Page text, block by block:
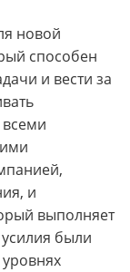
новой
способен
и вести за
и
выполняет
были